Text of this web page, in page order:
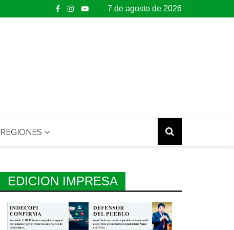
7 de agosto de 2026
REGIONES
EDICION IMPRESA